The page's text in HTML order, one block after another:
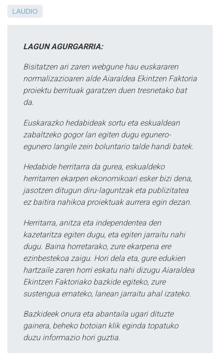
LAUDIO
LAGUN AGURGARRIA:
Bisitatzen ari zaren webgune hau euskararen
normalizazioaren alde Aiaraldea Ekintzen Faktoria
proiektu berrituak garatzen duen tresnetako bat
da.
Euskarazko hedabideak sortu eta eskualdean
zabaltzeko gogor lan egiten dugu egunero-
egunero langile zein boluntario talde handi batek.
Hedabide herritarra da gurea, eskualdeko
herritarren ekarpen ekonomikoari esker bizi dena,
jasotzen ditugun diru-laguntzak eta publizitatea
ez baitira nahikoa proiektuak aurrera egin dezan.
Herritarra, anitza eta independentea den
kazetaritza egiten dugu, eta egiten jarraitu nahi
dugu. Baina horretarako, zure ekarpena ere
ezinbestekoa zaigu. Hori dela eta, gure edukien
hartzaile zaren horri eskatu nahi dizugu Aiaraldea
Ekintzen Faktoriako bazkide egiteko, zure
sustengua emateko, lanean jarraitu ahal izateko.
Bazkideek onura eta abantaila ugari dituzte
gainera, beheko botoian klik eginda topatuko
duzu informazio hori guztia.